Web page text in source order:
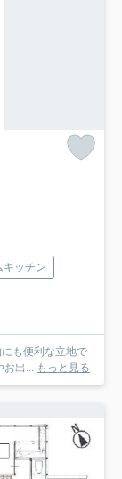
キッチン
も便利な立地で
お出... もっと見る